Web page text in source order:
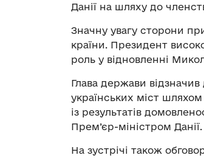
Данії на шляху до
Значну увагу сторони
країни. Президент
роль у відновленні
Глава держави відзначив
українських міст шляхом
із результатів
Прем’єр-міністром Данії.
На зустрічі також